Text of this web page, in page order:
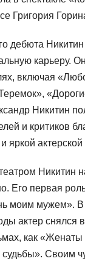
Григория
дебюта
карьеру.
включая
Никитин
и критиков
яркой актерской
Никитин
Его первая
моим мужем». В
актер снялся в
как
судьбы». Своим